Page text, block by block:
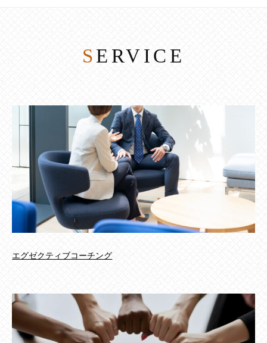
SERVICE
エグゼクティブコーチング